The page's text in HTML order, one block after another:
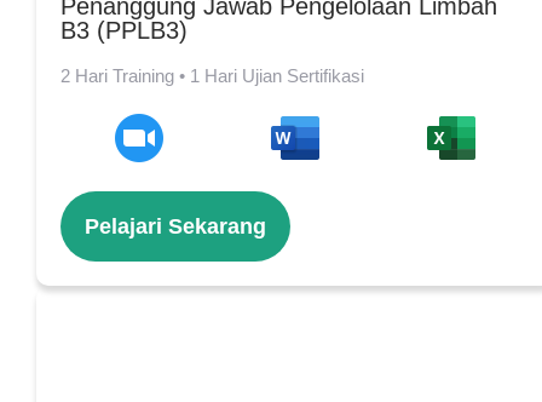
Penanggung Jawab Pengelolaan Limbah
B3 (PPLB3)
2 Hari Training • 1 Hari Ujian Sertifikasi
Pelajari Sekarang